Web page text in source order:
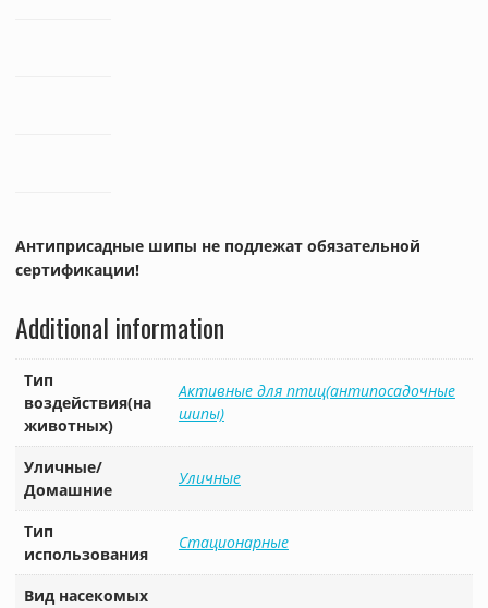
Антиприсадные шипы не подлежат обязательной
сертификации!
Additional information
Тип
воздействия(на
животных)
Активные для птиц(антипосадочные
шипы)
Уличные/
Домашние
Уличные
Тип
использования
Стационарные
Вид насекомых